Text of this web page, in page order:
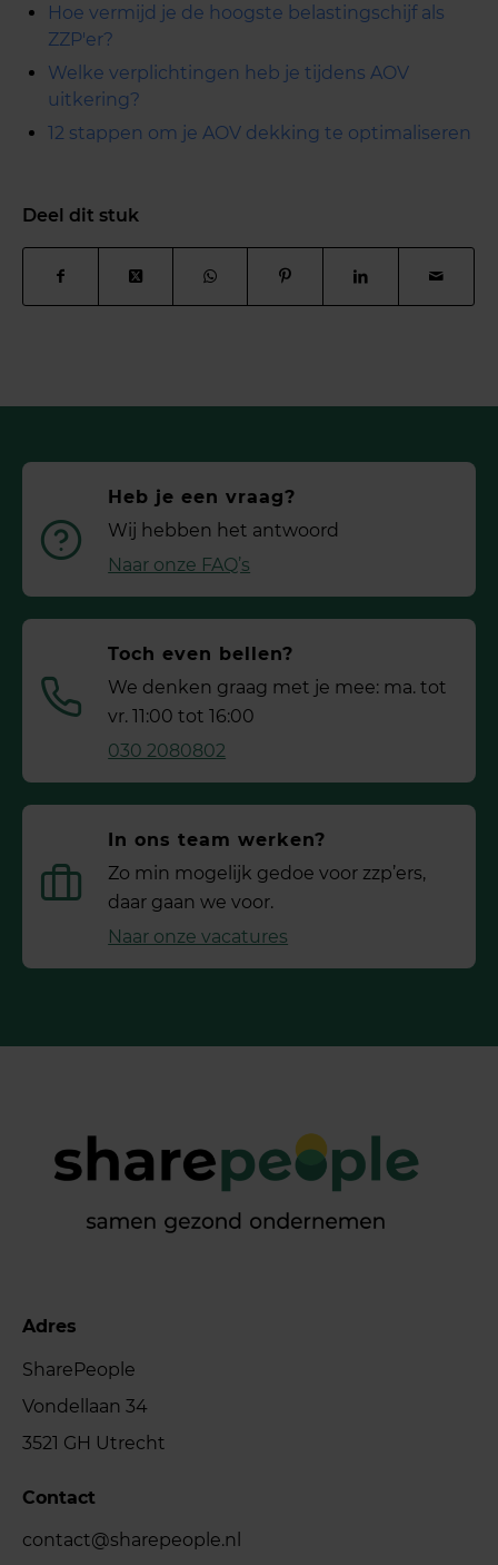
Hoe vermijd je de hoogste belastingschijf als
ZZP'er?
Welke verplichtingen heb je tijdens AOV
uitkering?
12 stappen om je AOV dekking te optimaliseren
Deel dit stuk
Heb je een vraag?
Wij hebben het antwoord
Naar onze FAQ’s
Toch even bellen?
We denken graag met je mee: ma. tot
vr. 11:00 tot 16:00
030 2080802
In ons team werken?
Zo min mogelijk gedoe voor ­zzp’ers,
daar gaan we voor.
Naar onze vacatures
Adres
SharePeople
Vondellaan 34
3521 GH Utrecht
Contact
contact@sharepeople.nl